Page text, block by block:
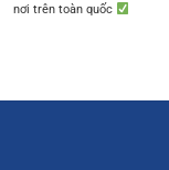
nơi trên toàn quốc